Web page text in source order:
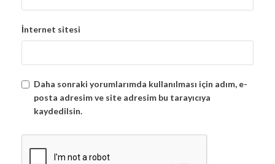
İnternet sitesi
Daha sonraki yorumlarımda kullanılması için adım, e-
posta adresim ve site adresim bu tarayıcıya
kaydedilsin.